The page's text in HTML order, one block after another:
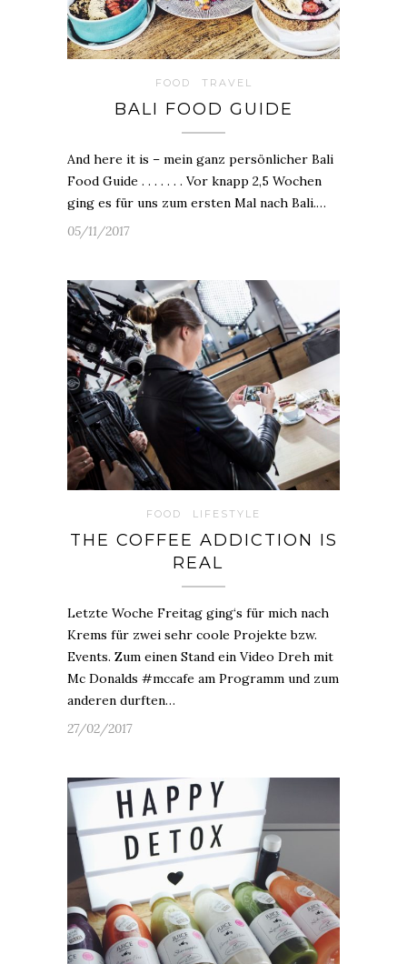
FOOD TRAVEL
BALI FOOD GUIDE
And here it is – mein ganz persönlicher Bali
Food Guide . . . . . . . Vor knapp 2,5 Wochen
ging es für uns zum ersten Mal nach Bali.…
05/11/2017
FOOD LIFESTYLE
THE COFFEE ADDICTION IS
REAL
Letzte Woche Freitag ging‘s für mich nach
Krems für zwei sehr coole Projekte bzw.
Events. Zum einen Stand ein Video Dreh mit
Mc Donalds #mccafe am Programm und zum
anderen durften…
27/02/2017